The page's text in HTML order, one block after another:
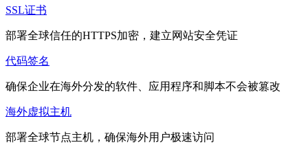
SSL证书
部署全球信任的HTTPS加密，建立网站安全凭证
代码签名
确保企业在海外分发的软件、应用程序和脚本不会被篡改
海外虚拟主机
部署全球节点主机，确保海外用户极速访问